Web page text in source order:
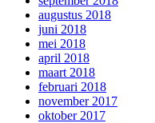
augustus 2018
juni 2018
mei 2018
april 2018
maart 2018
februari 2018
november 2017
oktober 2017